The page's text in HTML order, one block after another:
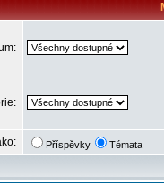
Příspěvky Témata